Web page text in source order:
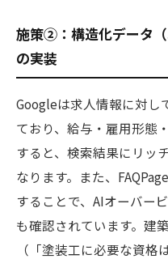
施策②：構造化データ
の実装
Googleは求人情報に対
ており、給与・雇用形態
すると、検索結果にリッ
なります。また、
することで、AIオーバー
も確認されています。建
（「塗装工に必要な資